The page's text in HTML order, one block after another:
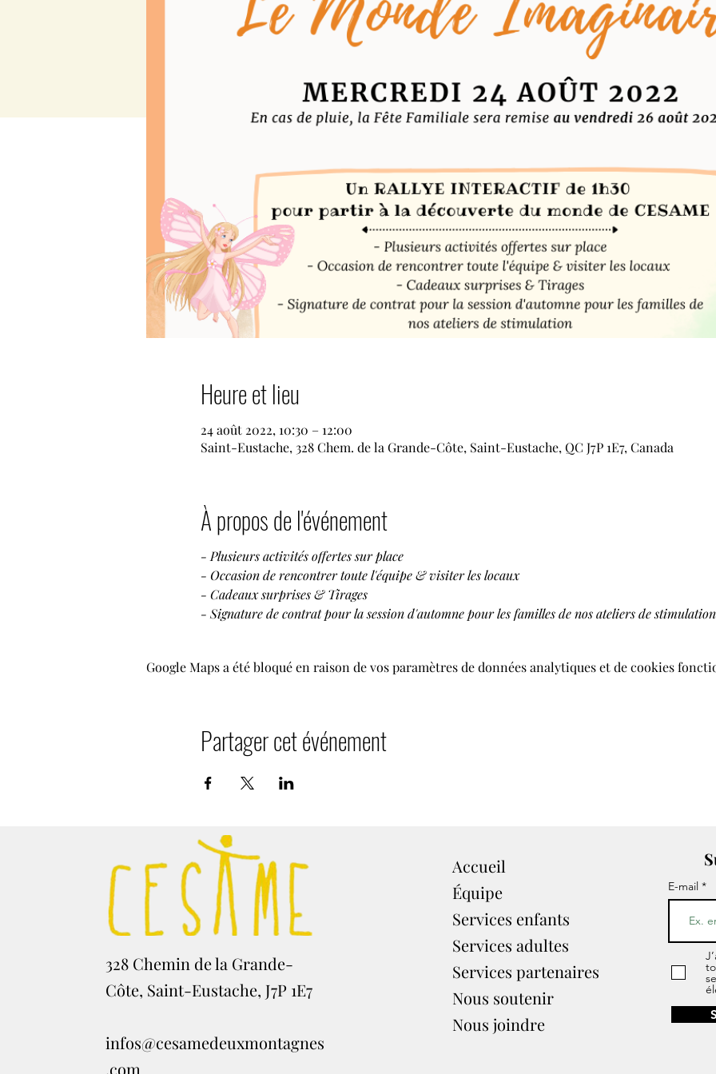
Heure et lieu
24 août 2022, 10:30 – 12:00
Saint-Eustache, 328 Chem. de la Grande-Côte, Saint-Eustache, QC J7P 1E7, Canada
À propos de l'événement
- Plusieurs activités offertes sur place
- Occasion de rencontrer toute l'équipe & visiter les locaux
- Cadeaux surprises & Tirages
- Signature de contrat pour la session d'automne pour les familles de nos ateliers de stimulation
Google Maps a été bloqué en raison de vos paramètres de données analytiques et de cookies
Partager cet événement
328 Chemin de la Grande-
Côte, Saint-Eustache, J7P 1E7
infos@cesamedeuxmontagnes
.com
Accueil
Équipe
Services enfants
Services adultes
Services partenaires​
Nous soutenir
Nous joindre
E-mail